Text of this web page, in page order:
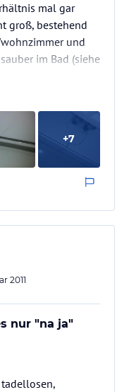
mal gar
groß, bestehend
und
im Bad (siehe
Minibar fehlt,
und gar
soviele Hotels
schon fast
sind
+7
2011
nur "na ja"